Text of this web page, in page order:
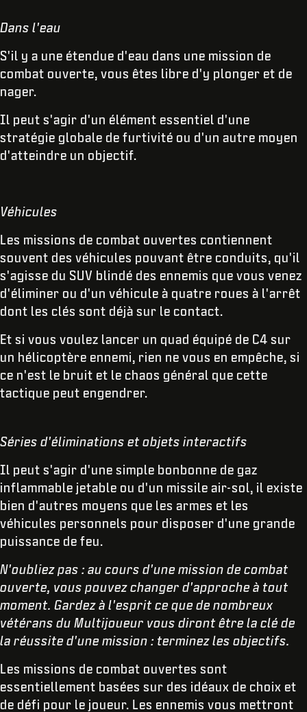
Dans l'eau
S'il y a une étendue d'eau dans une mission de
combat ouverte, vous êtes libre d'y plonger et de
nager.
Il peut s'agir d'un élément essentiel d'une
stratégie globale de furtivité ou d'un autre moyen
d'atteindre un objectif.
Véhicules
Les missions de combat ouvertes contiennent
souvent des véhicules pouvant être conduits, qu'il
s'agisse du SUV blindé des ennemis que vous venez
d'éliminer ou d'un véhicule à quatre roues à l'arrêt
dont les clés sont déjà sur le contact.
Et si vous voulez lancer un quad équipé de C4 sur
un hélicoptère ennemi, rien ne vous en empêche, si
ce n'est le bruit et le chaos général que cette
tactique peut engendrer.
Séries d'éliminations et objets interactifs
Il peut s'agir d'une simple bonbonne de gaz
inflammable jetable ou d'un missile air-sol, il existe
bien d'autres moyens que les armes et les
véhicules personnels pour disposer d'une grande
puissance de feu.
N'oubliez pas : au cours d'une mission de combat
ouverte, vous pouvez changer d'approche à tout
moment. Gardez à l'esprit ce que de nombreux
vétérans du Multijoueur vous diront être la clé de
la réussite d'une mission : terminez les objectifs.
Les missions de combat ouvertes sont
essentiellement basées sur des idéaux de choix et
de défi pour le joueur. Les ennemis vous mettront